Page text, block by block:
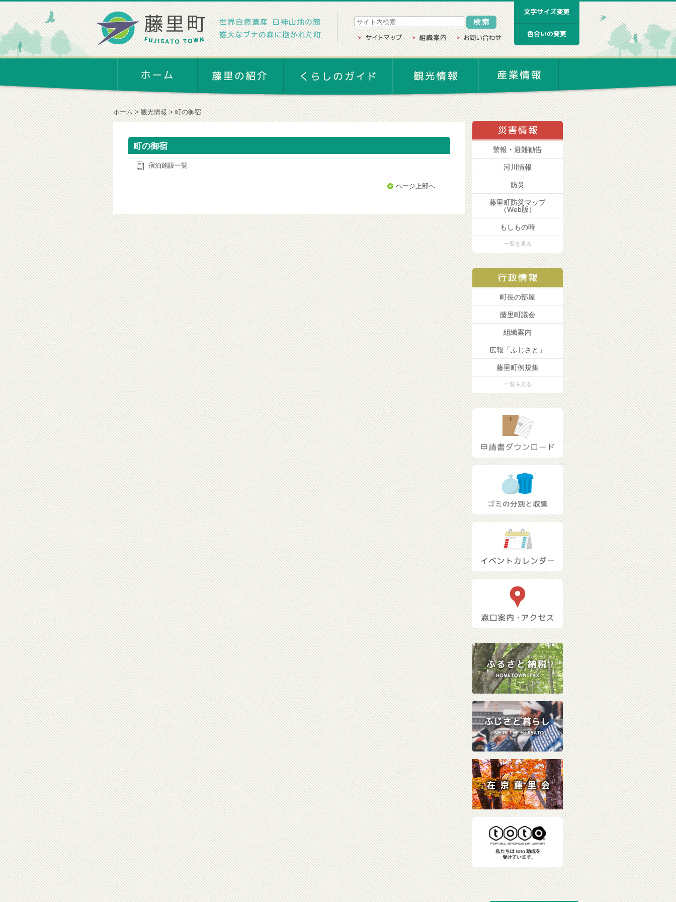
ホーム 観光情報 町の御宿
町の御宿
宿泊施設一覧
ページ上部へ
警報・避難勧告
河川情報
防災
藤里町防災マップ
（Web版）
もしもの時
一覧を見る
町長の部屋
藤里町議会
組織案内
広報「ふじさと」
藤里町例規集
一覧を見る